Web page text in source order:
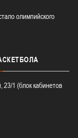
олимпийского
1 (блок кабинетов